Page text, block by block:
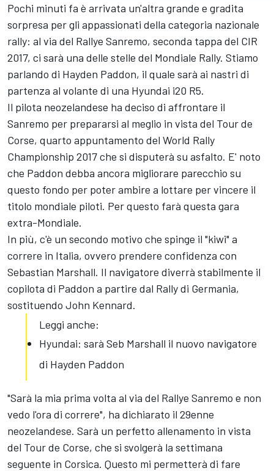
Pochi minuti fa è arrivata un'altra grande e gradita
sorpresa per gli appassionati della categoria nazionale
rally: al via del Rallye Sanremo, seconda tappa del CIR
2017, ci sarà una delle stelle del Mondiale Rally. Stiamo
parlando di Hayden Paddon, il quale sarà ai nastri di
partenza al volante di una Hyundai i20 R5.
Il pilota neozelandese ha deciso di affrontare il
Sanremo per prepararsi al meglio in vista del Tour de
Corse, quarto appuntamento del World Rally
Championship 2017 che si disputerà su asfalto. E' noto
che Paddon debba ancora migliorare parecchio su
questo fondo per poter ambire a lottare per vincere il
titolo mondiale piloti. Per questo farà questa gara
extra-Mondiale.
In più, c'è un secondo motivo che spinge il "kiwi" a
correre in Italia, ovvero prendere confidenza con
Sebastian Marshall. Il navigatore diverrà stabilmente il
copilota di Paddon a partire dal Rally di Germania,
sostituendo John Kennard.
Leggi anche:
Hyundai: sarà Seb Marshall il nuovo navigatore
di Hayden Paddon
"Sarà la mia prima volta al via del Rallye Sanremo e non
vedo l'ora di correre", ha dichiarato il 29enne
neozelandese. Sarà un perfetto allenamento in vista
del Tour de Corse, che si svolgerà la settimana
seguente in Corsica. Questo mi permetterà di fare